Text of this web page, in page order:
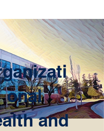
onal
and